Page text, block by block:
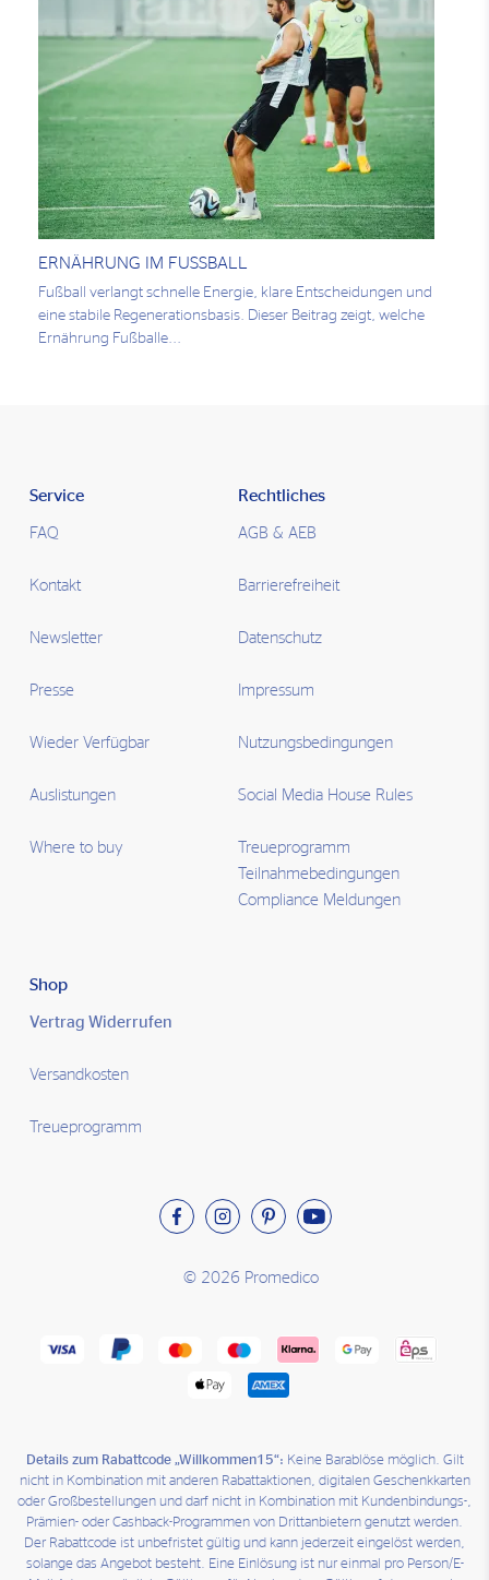
ERNÄHRUNG IM FUSSBALL
Fußball verlangt schnelle Energie, klare Entscheidungen und
eine stabile Regenerationsbasis. Dieser Beitrag zeigt, welche
Ernährung Fußballe...
Service
FAQ
Kontakt
Newsletter
Presse
Wieder Verfügbar
Auslistungen
Where to buy
Rechtliches
AGB & AEB
Barrierefreiheit
Datenschutz
Impressum
Nutzungsbedingungen
Social Media House Rules
Treueprogramm
Teilnahmebedingungen
Compliance Meldungen
Shop
Vertrag Widerrufen
Versandkosten
Treueprogramm
© 2026 Promedico
Details zum Rabattcode „Willkommen15“: Keine Barablöse möglich. Gilt
nicht in Kombination mit anderen Rabattaktionen, digitalen Geschenkkarten
oder Großbestellungen und darf nicht in Kombination mit Kundenbindungs-,
Prämien- oder Cashback-Programmen von Drittanbietern genutzt werden.
Der Rabattcode ist unbefristet gültig und kann jederzeit eingelöst werden,
solange das Angebot besteht. Eine Einlösung ist nur einmal pro Person/E-